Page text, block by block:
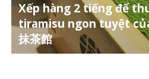
Xếp hàng 2 tiếng để
tiramisu ngon tuyệt
抹茶館